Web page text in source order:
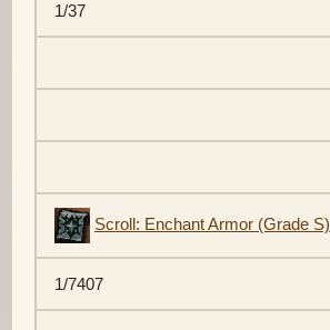
1/37
Scroll: Enchant Armor (Grade S)
1/7407